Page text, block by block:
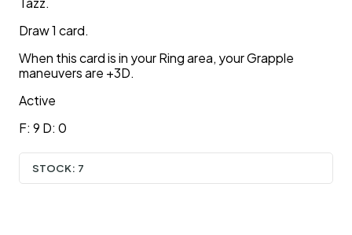
Draw 1 card.
When this card is in your Ring area, your Grapple
maneuvers are +3D.
Active
F: 9 D: 0
STOCK: 7